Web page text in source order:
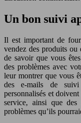
Un bon suivi
Il est important de
vendez des produits
de savoir que vous
des problèmes avec
leur montrer que vous
des e-mails de suivi
personnalisés et
service, ainsi que
problèmes qu’ils